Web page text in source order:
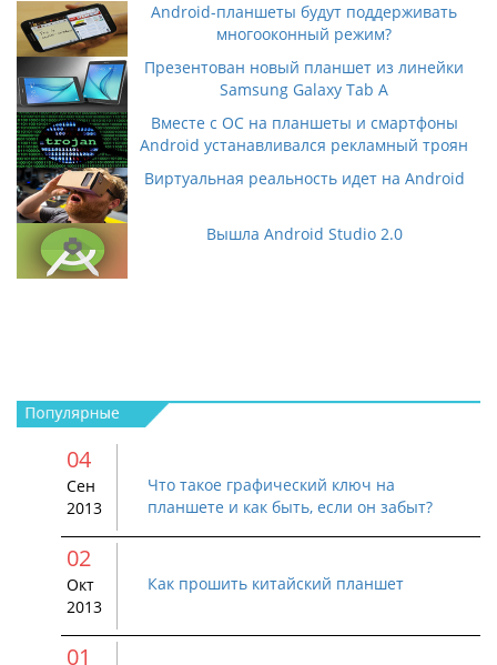
Android-планшеты будут поддерживать
многооконный режим?
Презентован новый планшет из линейки
Samsung Galaxy Tab A
Вместе с ОС на планшеты и смартфоны
Android устанавливался рекламный троян
Виртуальная реальность идет на Android
Вышла Android Studio 2.0
04
Сен
2013
Что такое графический ключ на
планшете и как быть, если он забыт?
02
Окт
2013
Как прошить китайский планшет
01